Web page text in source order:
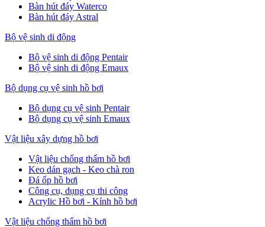
Bàn hút đáy Waterco
Bàn hút đáy Astral
Bộ vệ sinh di động
Bộ vệ sinh di động Pentair
Bộ vệ sinh di động Emaux
Bộ dụng cụ vệ sinh hồ bơi
Bộ dụng cụ vệ sinh Pentair
Bộ dụng cụ vệ sinh Emaux
Vật liệu xây dựng hồ bơi
Vật liệu chống thấm hồ bơi
Keo dán gạch - Keo chà ron
Đá ốp hồ bơi
Công cụ, dụng cụ thi công
Acrylic Hồ bơi - Kính hồ bơi
Vật liệu chống thấm hồ bơi